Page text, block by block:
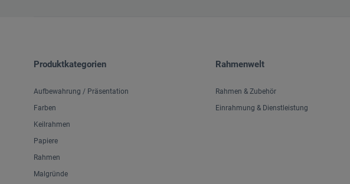
Produktkategorien
Aufbewahrung / Präsentation
Farben
Keilrahmen
Papiere
Rahmen
Malgründe
Rahmenwelt
Rahmen & Zubehör
Einrahmung & Dienstleistung